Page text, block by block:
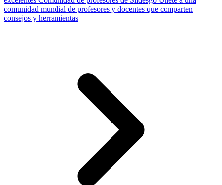
comunidad mundial de profesores y docentes que comparten
consejos y herramientas